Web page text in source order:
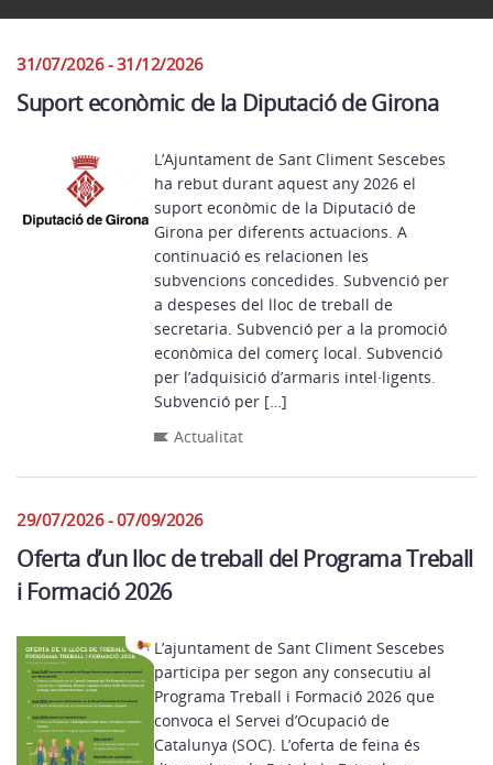
31/07/2026 - 31/12/2026
Suport econòmic de la Diputació de Girona
L’Ajuntament de Sant Climent Sescebes
ha rebut durant aquest any 2026 el
suport econòmic de la Diputació de
Girona per diferents actuacions. A
continuació es relacionen les
subvencions concedides. Subvenció per
a despeses del lloc de treball de
secretaria. Subvenció per a la promoció
econòmica del comerç local. Subvenció
per l’adquisició d’armaris intel·ligents.
Subvenció per […]
Actualitat
29/07/2026 - 07/09/2026
Oferta d’un lloc de treball del Programa Treball
i Formació 2026
L’ajuntament de Sant Climent Sescebes
participa per segon any consecutiu al
Programa Treball i Formació 2026 que
convoca el Servei d’Ocupació de
Catalunya (SOC). L’oferta de feina és